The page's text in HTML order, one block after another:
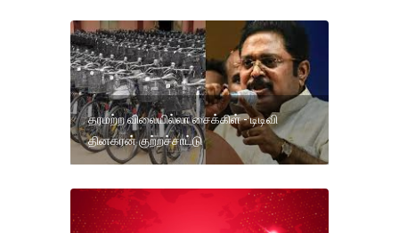
தரமற்ற விலையில்லா சைக்கிள் - டிடிவி
தினகரன் குற்றச்சாட்டு